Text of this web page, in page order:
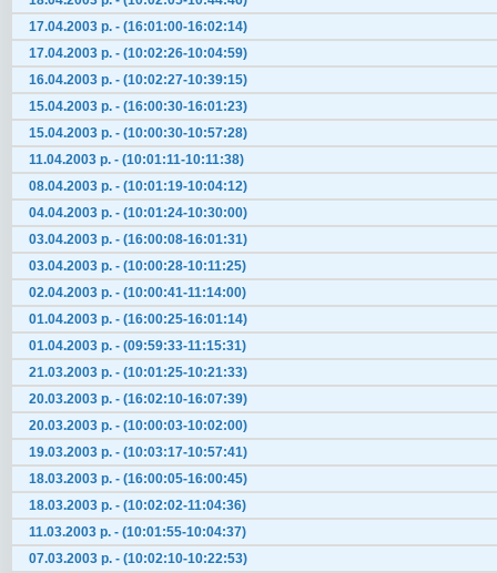
17.04.2003 р. - (16:01:00-16:02:14)
17.04.2003 р. - (10:02:26-10:04:59)
16.04.2003 р. - (10:02:27-10:39:15)
15.04.2003 р. - (16:00:30-16:01:23)
15.04.2003 р. - (10:00:30-10:57:28)
11.04.2003 р. - (10:01:11-10:11:38)
08.04.2003 р. - (10:01:19-10:04:12)
04.04.2003 р. - (10:01:24-10:30:00)
03.04.2003 р. - (16:00:08-16:01:31)
03.04.2003 р. - (10:00:28-10:11:25)
02.04.2003 р. - (10:00:41-11:14:00)
01.04.2003 р. - (16:00:25-16:01:14)
01.04.2003 р. - (09:59:33-11:15:31)
21.03.2003 р. - (10:01:25-10:21:33)
20.03.2003 р. - (16:02:10-16:07:39)
20.03.2003 р. - (10:00:03-10:02:00)
19.03.2003 р. - (10:03:17-10:57:41)
18.03.2003 р. - (16:00:05-16:00:45)
18.03.2003 р. - (10:02:02-11:04:36)
11.03.2003 р. - (10:01:55-10:04:37)
07.03.2003 р. - (10:02:10-10:22:53)